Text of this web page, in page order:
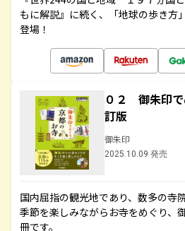
もに解説』に続く、「地球の歩き方
登場！
０２ 御朱印
訂版
御朱印
2025.10.09 発売
国内屈指の観光地であり、数多の寺
季節を楽しみながらお寺をめぐり、
冊です。